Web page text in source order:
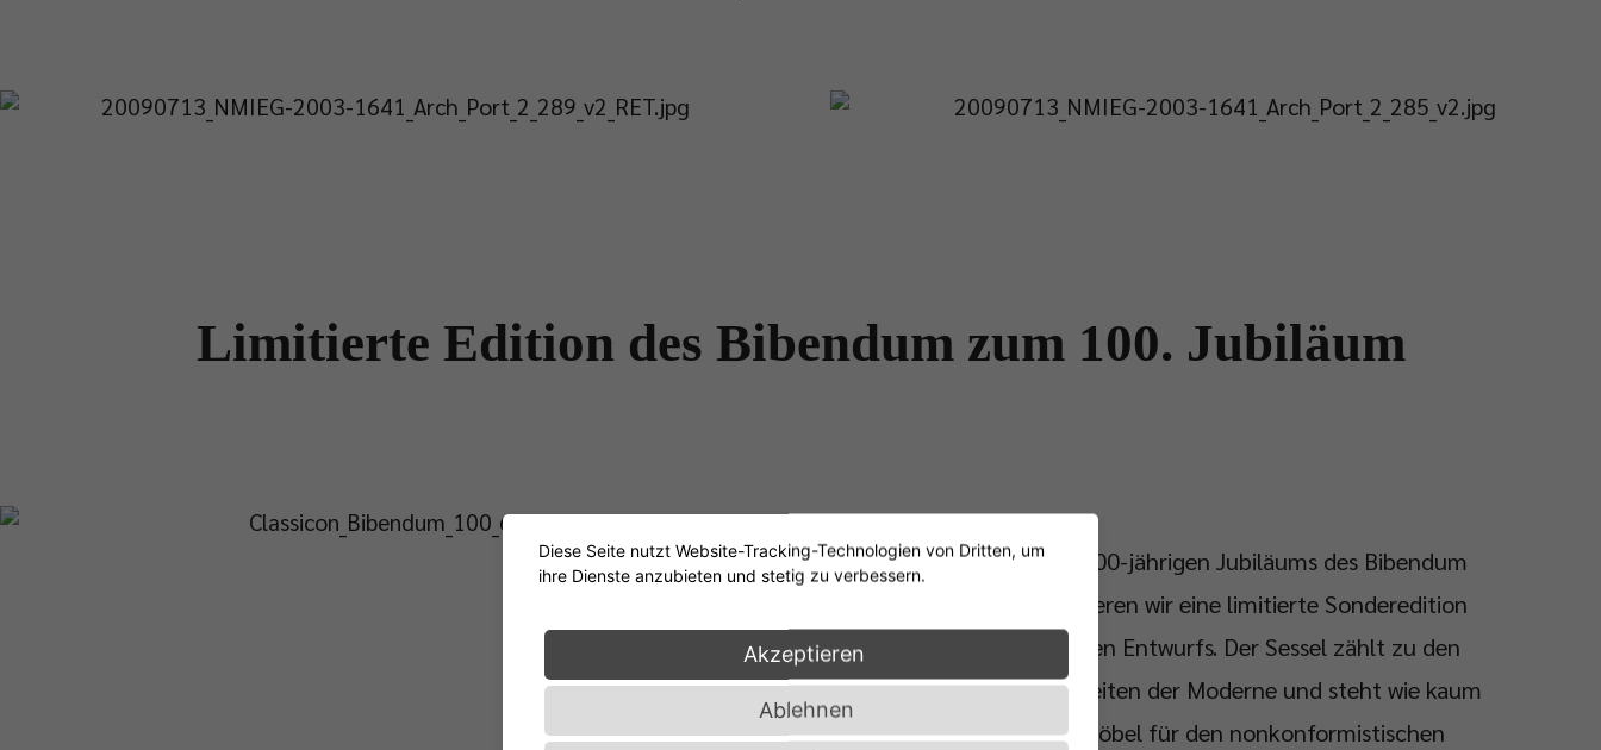
Limitierte Edition des Bibendum zum 100. Jubiläum
Anlässlich des 100-jährigen Jubiläums des Bibendum
Sessels präsentieren wir eine limitierte Sonderedition
dieses ikonischen Entwurfs. Der Sessel zählt zu den
prägendsten Arbeiten der Moderne und steht wie kaum
ein anderes Möbel für den nonkonformistischen
Diese Seite nutzt Website-Tracking-Technologien von Dritten, um
ihre Dienste anzubieten und stetig zu verbessern.
Akzeptieren
Ablehnen